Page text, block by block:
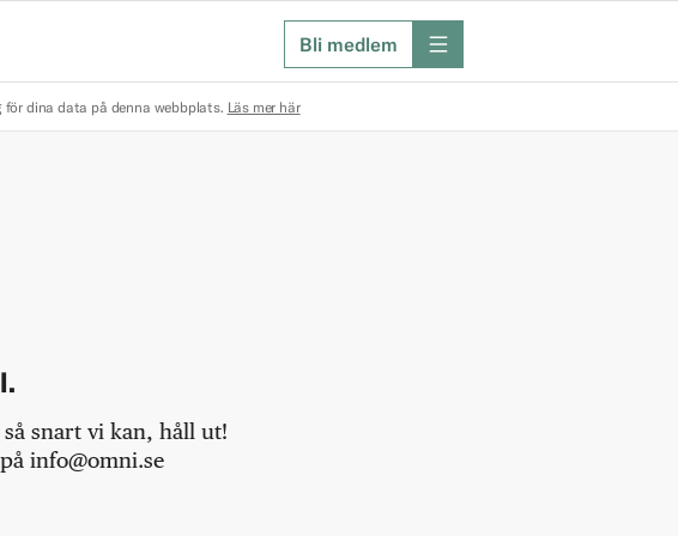
Bli medlem meny
för dina data på denna webbplats. Läs mer här
snart vi kan, håll ut!
info@omni.se